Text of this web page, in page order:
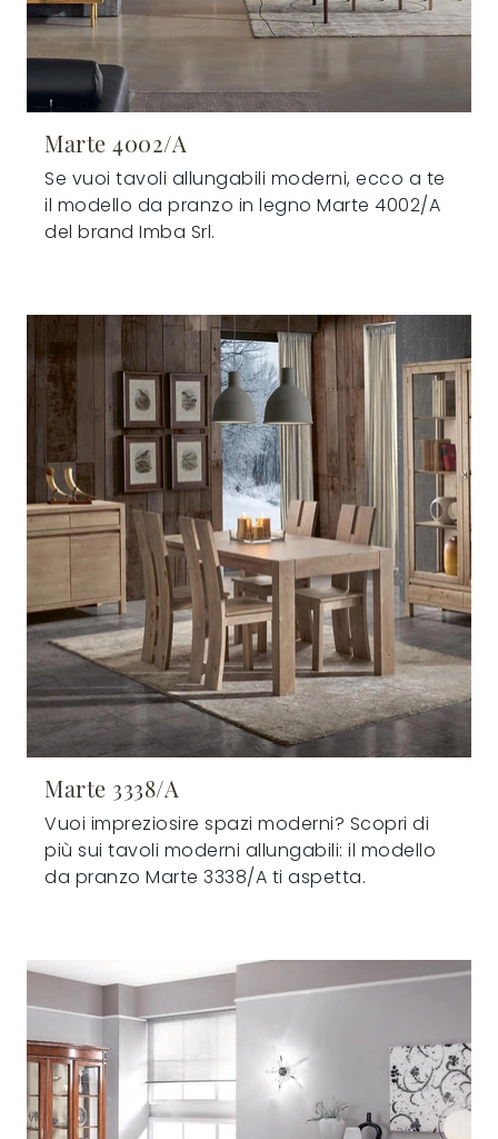
Marte 4002/A
Se vuoi tavoli allungabili moderni, ecco a te
il modello da pranzo in legno Marte 4002/A
del brand Imba Srl.
Marte 3338/A
Vuoi impreziosire spazi moderni? Scopri di
più sui tavoli moderni allungabili: il modello
da pranzo Marte 3338/A ti aspetta.